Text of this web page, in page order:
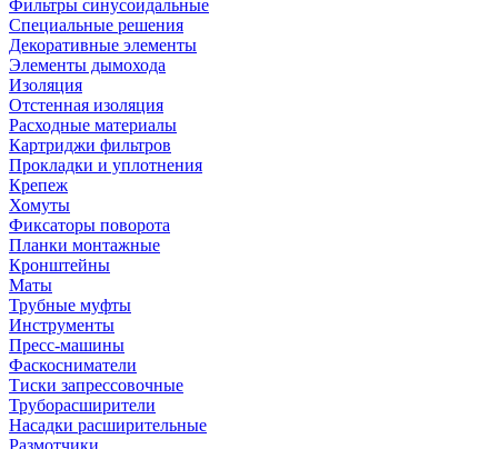
Фильтры синусоидальные
Специальные решения
Декоративные элементы
Элементы дымохода
Изоляция
Отстенная изоляция
Расходные материалы
Картриджи фильтров
Прокладки и уплотнения
Крепеж
Хомуты
Фиксаторы поворота
Планки монтажные
Кронштейны
Маты
Трубные муфты
Инструменты
Пресс-машины
Фаскосниматели
Тиски запрессовочные
Труборасширители
Насадки расширительные
Размотчики